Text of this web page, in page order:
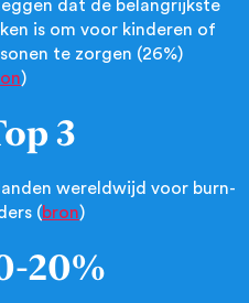
dat de belangrijkste
is om voor kinderen of
te zorgen (26%)
)
3
wereldwijd voor burn-
(bron)
20%